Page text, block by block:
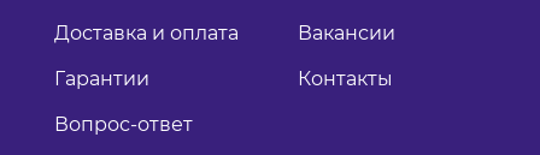
Доставка и оплата
Гарантии
Вопрос-ответ
Вакансии
Контакты